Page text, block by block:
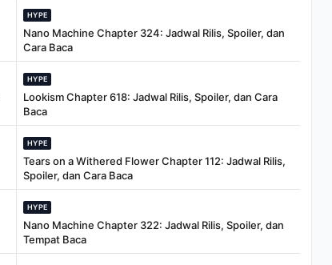
HYPE
Nano Machine Chapter 324: Jadwal Rilis, Spoiler, dan
Cara Baca
HYPE
Lookism Chapter 618: Jadwal Rilis, Spoiler, dan Cara
Baca
HYPE
Tears on a Withered Flower Chapter 112: Jadwal Rilis,
Spoiler, dan Cara Baca
HYPE
Nano Machine Chapter 322: Jadwal Rilis, Spoiler, dan
Tempat Baca